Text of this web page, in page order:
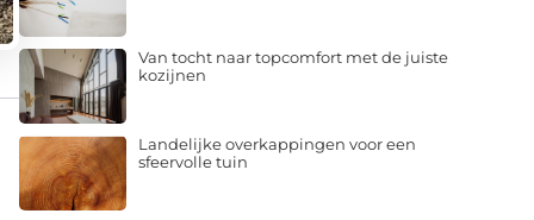
Van tocht naar topcomfort met de juiste
kozijnen
Landelijke overkappingen voor een
sfeervolle tuin